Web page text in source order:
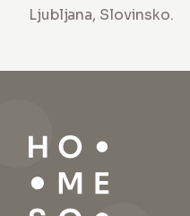
Ljubljana, Slovinsko.